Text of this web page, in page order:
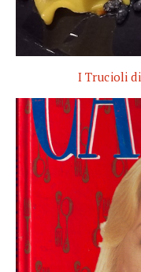
I Trucioli